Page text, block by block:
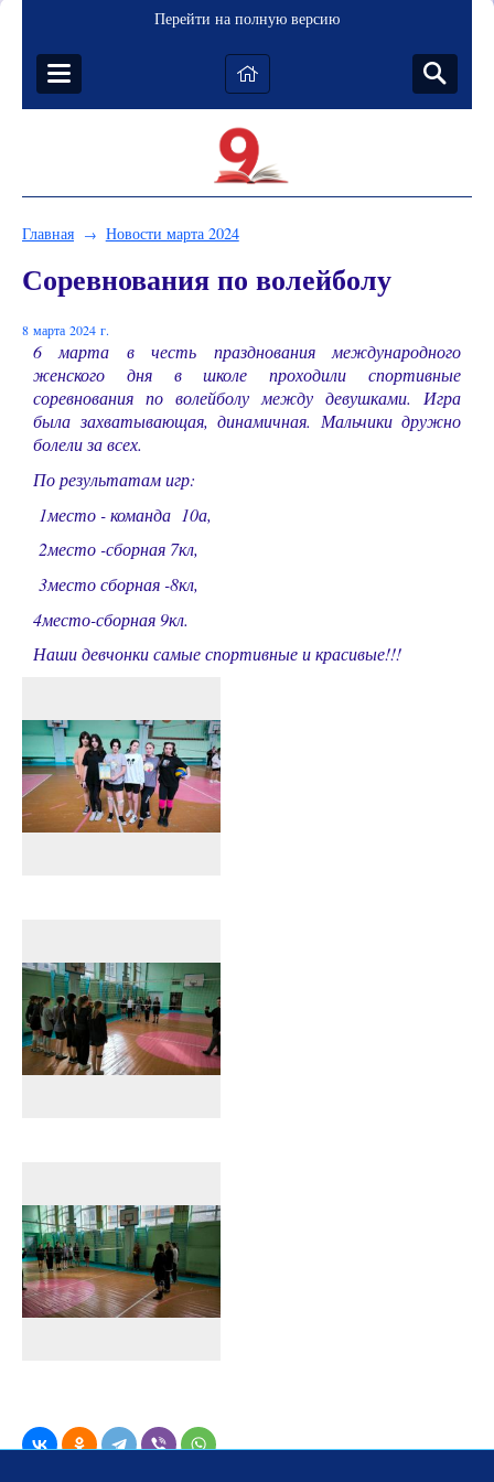
Перейти на полную версию
Главная → Новости марта 2024
Соревнования по волейболу
8 марта 2024 г.
6 марта в честь празднования международного
женского дня в школе проходили спортивные
соревнования по волейболу между девушками. Игра
была захватывающая, динамичная. Мальчики дружно
болели за всех.
По результатам игр:
1место - команда 10а,
2место -сборная 7кл,
3место сборная -8кл,
4место-сборная 9кл.
Наши девчонки самые спортивные и красивые!!!